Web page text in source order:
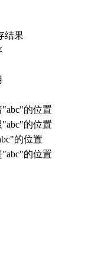
结果
的位置
的位置
的位置
的位置